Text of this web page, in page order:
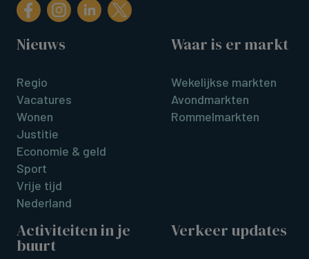
Nieuws
Regio
Vacatures
Wonen
Justitie
Economie & geld
Sport
Vrije tijd
Nederland
Waar is er markt
Wekelijkse markten
Avondmarkten
Rommelmarkten
Activiteiten in je
buurt
Verkeer updates